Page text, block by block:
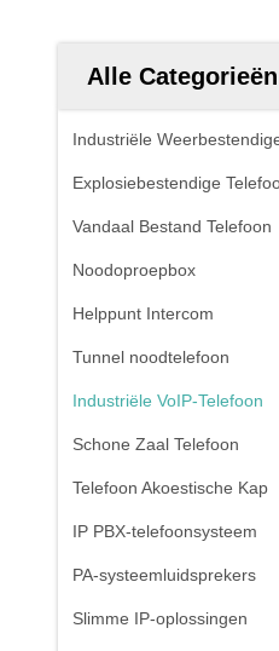
Alle Categorieën
Industriële
Explosiebestendige
Vandaal Bestand Telefoon
Noodoproepbox
Helppunt Intercom
Tunnel noodtelefoon
Industriële VoIP-Telefoon
Schone Zaal Telefoon
Telefoon Akoestische Kap
IP PBX-telefoonsysteem
PA-systeemluidsprekers
Slimme IP-oplossingen